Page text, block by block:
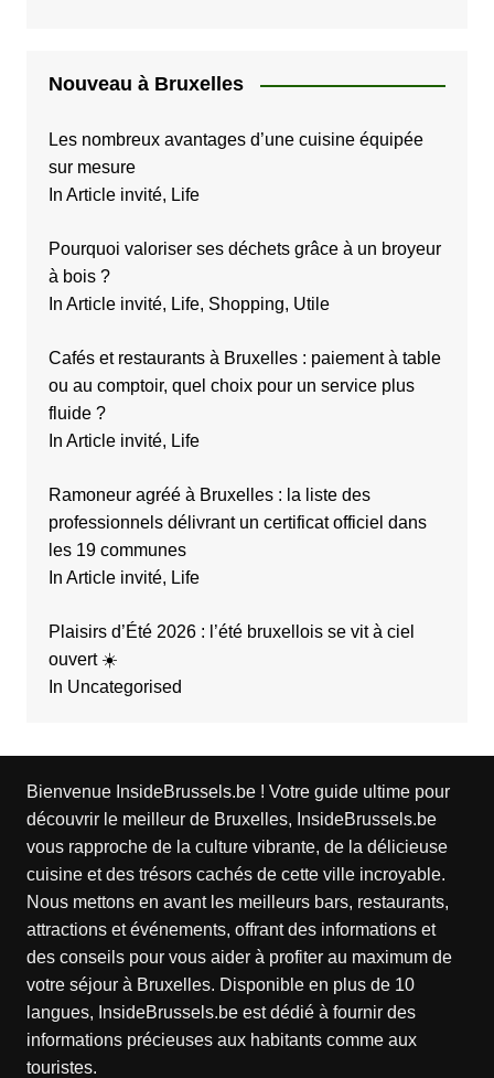
Nouveau à Bruxelles
Les nombreux avantages d’une cuisine équipée
sur mesure
In Article invité, Life
Pourquoi valoriser ses déchets grâce à un broyeur
à bois ?
In Article invité, Life, Shopping, Utile
Cafés et restaurants à Bruxelles : paiement à table
ou au comptoir, quel choix pour un service plus
fluide ?
In Article invité, Life
Ramoneur agréé à Bruxelles : la liste des
professionnels délivrant un certificat officiel dans
les 19 communes
In Article invité, Life
Plaisirs d’Été 2026 : l’été bruxellois se vit à ciel
ouvert ☀️
In Uncategorised
Bienvenue InsideBrussels.be ! Votre guide ultime pour
découvrir le meilleur de Bruxelles, InsideBrussels.be
vous rapproche de la culture vibrante, de la délicieuse
cuisine et des trésors cachés de cette ville incroyable.
Nous mettons en avant les meilleurs bars, restaurants,
attractions et événements, offrant des informations et
des conseils pour vous aider à profiter au maximum de
votre séjour à Bruxelles. Disponible en plus de 10
langues, InsideBrussels.be est dédié à fournir des
informations précieuses aux habitants comme aux
touristes.